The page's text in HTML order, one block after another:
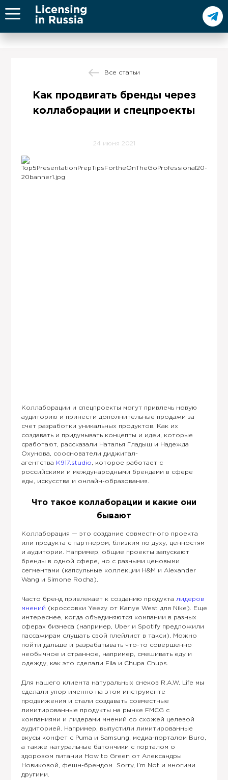
Все статьи
Как продвигать бренды через
коллаборации и спецпроекты
24 июня 2021
Коллаборации и спецпроекты могут привлечь новую
аудиторию и принести дополнительные продажи за
счет разработки уникальных продуктов. Как их
создавать и придумывать концепты и идеи, которые
сработают, рассказали Наталья Гладыш и Надежда
Охунова, сооснователи диджитал-
агентства
K917.studio , которое работает с
российскими и международными брендами в сфере
еды, искусства и онлайн-образования.
Что такое коллаборации и какие они
бывают
Коллаборация — это создание совместного проекта
или продукта с партнером, близким по духу, ценностям
и аудитории. Например, общие проекты запускают
бренды в одной сфере, но с разными ценовыми
сегментами (капсульные коллекции H&M и Alexander
Wang и Simone Rocha).
Часто бренд привлекает к созданию продукта лидеров
мнений (кроссовки Yeezy от Kanye West для Nike). Еще
интереснее, когда объединяются компании в разных
сферах бизнеса (например, Uber и Spotify предложили
пассажирам слушать свой плейлист в такси). Можно
пойти дальше и разрабатывать что-то совершенно
необычное и странное, например, смешивать еду и
одежду, как это сделали Fila и Chupa Сhups.
Для нашего клиента натуральных снеков R.A.W. Life мы
сделали упор именно на этом инструменте
продвижения и стали создавать совместные
лимитированные продукты на рынке FMCG с
компаниями и лидерами мнений со схожей целевой
аудиторией. Например, выпустили лимитированные
вкусы конфет с Puma и Samsung, медиа-порталом Buro,
а также натуральные батончики с порталом о
здоровом питании How to Green от Александры
Новиковой, фешн-брендом Sorry, I’m Not и многими
другими.